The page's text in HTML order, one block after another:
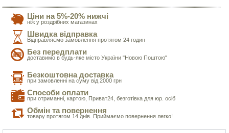
Ціни на 5%-20% нижчі
ніж у роздрібних магазинах
Швидка відправка
Відправляємо замовлення протягом 24 годин
Без передплати
доставимо в будь-яке місто України "Новою Поштою"
Безкоштовна доставка
при замовленні на суму від 2000 грн
Способи оплати
при отриманні, картою, Приват24, безготівка для юр. осіб
Обмін та повернення
товару протягом 14 днів. Приймаємо повернення легко!